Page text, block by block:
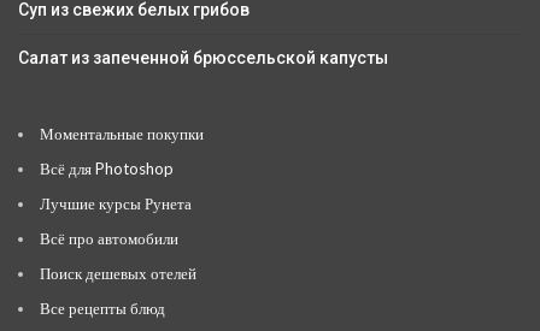
Суп из свежих белых грибов
Салат из запеченной брюссельской капусты
Моментальные покупки
Всё для Photoshop
Лучшие курсы Рунета
Всё про автомобили
Поиск дешевых отелей
Все рецепты блюд